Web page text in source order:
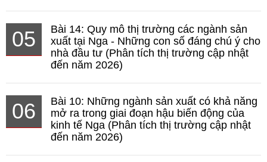
05
Bài 14: Quy mô thị trường các ngành sản
xuất tại Nga - Những con số đáng chú ý cho
nhà đầu tư (Phân tích thị trường cập nhật
đến năm 2026)
06
Bài 10: Những ngành sản xuất có khả năng
mở ra trong giai đoạn hậu biến động của
kinh tế Nga (Phân tích thị trường cập nhật
đến năm 2026)